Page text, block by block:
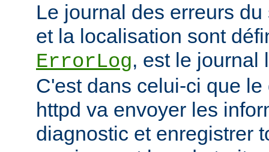
Le journal des erreurs
et la localisation sont
ErrorLog, est le journal
C'est dans celui-ci que
httpd va envoyer les
diagnostic et enregistrer